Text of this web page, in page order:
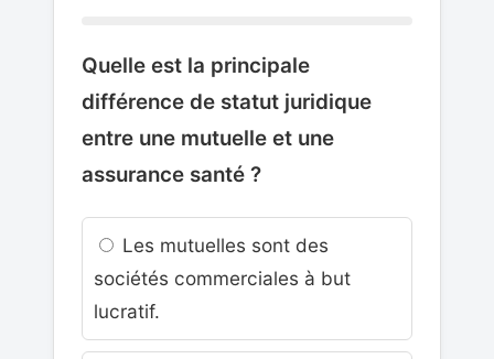
Quelle est la principale
différence de statut juridique
entre une mutuelle et une
assurance santé ?
Les mutuelles sont des
sociétés commerciales à but
lucratif.